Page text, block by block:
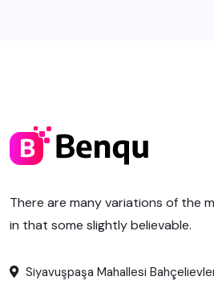
There are many variations of the
in that some slightly believable.
Siyavuşpaşa Mahallesi